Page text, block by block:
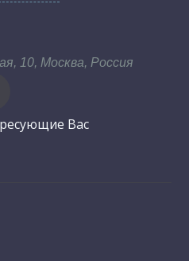
10, Москва, Россия
Вас